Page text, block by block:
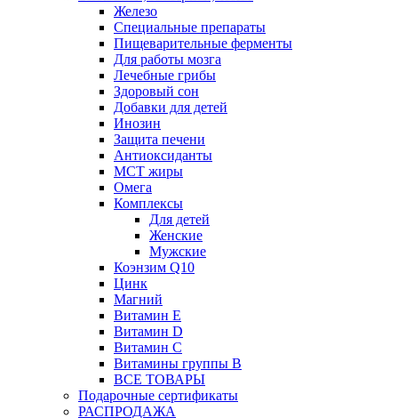
Железо
Специальные препараты
Пищеварительные ферменты
Для работы мозга
Лечебные грибы
Здоровый сон
Добавки для детей
Инозин
Защита печени
Антиоксиданты
МСТ жиры
Омега
Комплексы
Для детей
Женские
Мужские
Коэнзим Q10
Цинк
Магний
Витамин Е
Витамин D
Витамин С
Витамины группы B
ВСЕ ТОВАРЫ
Подарочные сертификаты
РАСПРОДАЖА